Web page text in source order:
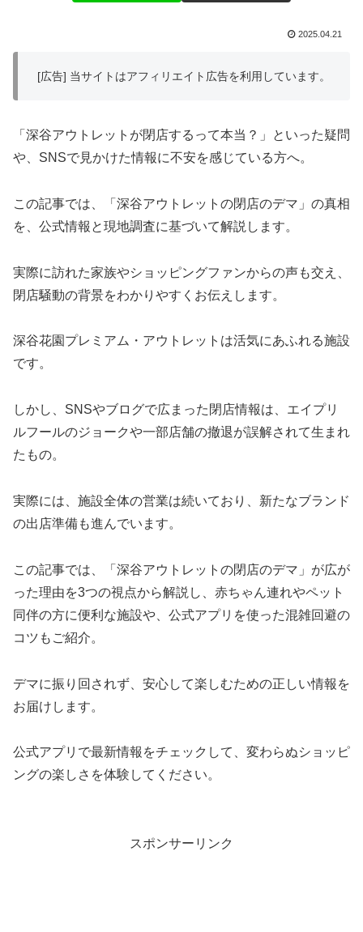
2025.04.21
[広告] 当サイトはアフィリエイト広告を利用しています。
「深谷アウトレットが閉店するって本当？」といった疑問
や、SNSで見かけた情報に不安を感じている方へ。
この記事では、「深谷アウトレットの閉店のデマ」の真相
を、公式情報と現地調査に基づいて解説します。
実際に訪れた家族やショッピングファンからの声も交え、
閉店騒動の背景をわかりやすくお伝えします。
深谷花園プレミアム・アウトレットは活気にあふれる施設
です。
しかし、SNSやブログで広まった閉店情報は、エイプリ
ルフールのジョークや一部店舗の撤退が誤解されて生まれ
たもの。
実際には、施設全体の営業は続いており、新たなブランド
の出店準備も進んでいます。
この記事では、「深谷アウトレットの閉店のデマ」が広が
った理由を3つの視点から解説し、赤ちゃん連れやペット
同伴の方に便利な施設や、公式アプリを使った混雑回避の
コツもご紹介。
デマに振り回されず、安心して楽しむための正しい情報を
お届けします。
公式アプリで最新情報をチェックして、変わらぬショッピ
ングの楽しさを体験してください。
スポンサーリンク